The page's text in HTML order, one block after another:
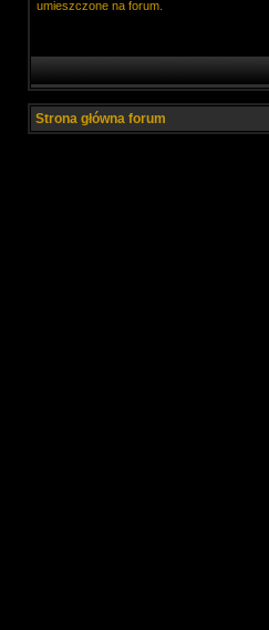
umieszczone na forum.
Strona główna forum